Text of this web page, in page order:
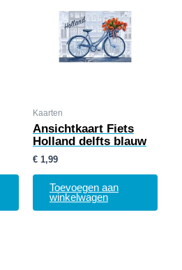
Kaarten
Ansichtkaart Fiets
Holland delfts blauw
€ 1,99
Toevoegen aan
winkelwagen